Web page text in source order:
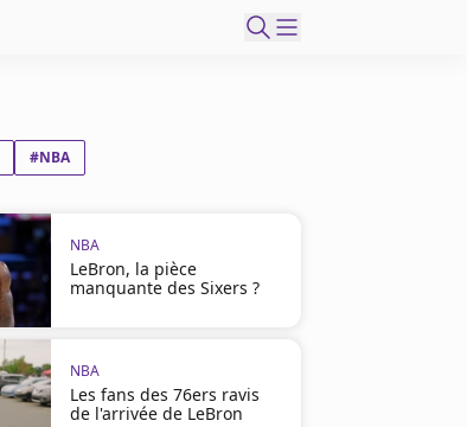
#NBA
NBA
LeBron, la pièce
manquante des Sixers ?
NBA
Les fans des 76ers ravis
de l'arrivée de LeBron